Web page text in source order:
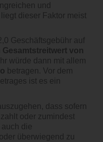
und
dieser Faktor meist
Geschäftsgebühr auf
Gesamtstreitwert von
würde dann mit allem
betragen. Vor dem
ist es ein
dass sofern
oder zumindest
die
überwiegend zu